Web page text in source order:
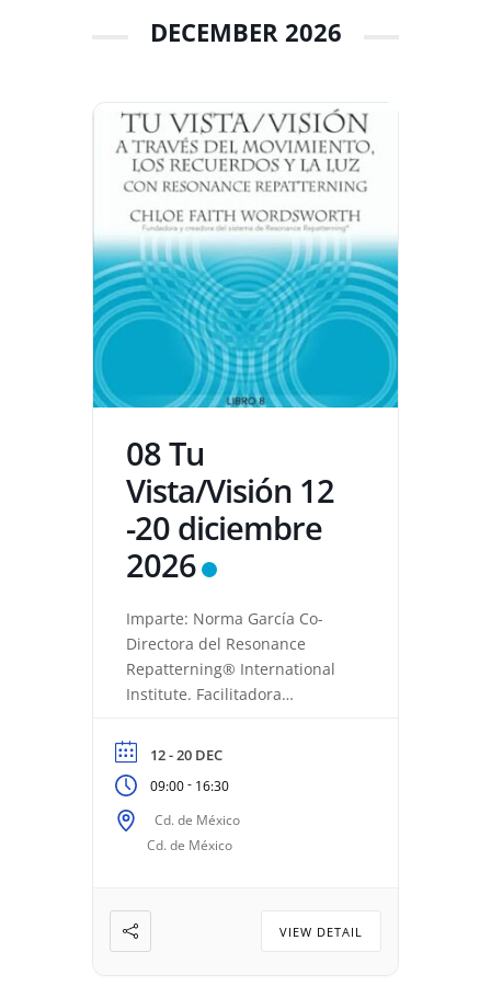
DECEMBER 2026
08 Tu
Vista/Visión 12
-20 diciembre
2026
Imparte: Norma García Co-
Directora del Resonance
Repatterning® International
Institute. Facilitadora
Autorizada a nivel Básico y
Avanzado de Resonance
Repatterning®. WA: (+52)
551703 9432 Email:
normagarcia@normagarcia.net
12 - 20 DEC
09:00- 16:30
Cd. de México
Cd. de México
VIEW DETAIL